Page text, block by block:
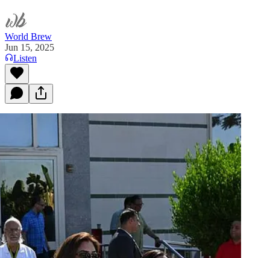
World Brew
Jun 15, 2025
Listen